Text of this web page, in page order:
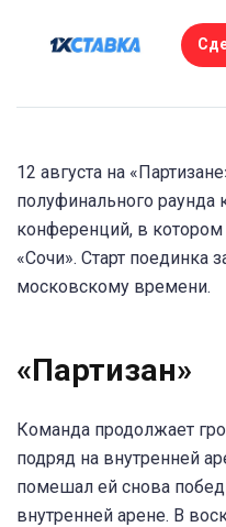
12 августа на
полуфинального
конференций, в котором
«Сочи». Старт поединка
московскому времени.
«Партизан»
Команда продолжает
подряд на внутренней
помешал ей снова
внутренней арене. В